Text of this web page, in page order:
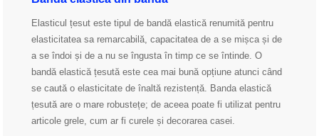
Elasticul țesut este tipul de bandă elastică renumită pentru
elasticitatea sa remarcabilă, capacitatea de a se mișca și de
a se îndoi și de a nu se îngusta în timp ce se întinde. O
bandă elastică țesută este cea mai bună opțiune atunci când
se caută o elasticitate de înaltă rezistență. Banda elastică
țesută are o mare robustețe; de aceea poate fi utilizat pentru
articole grele, cum ar fi curele și decorarea casei.